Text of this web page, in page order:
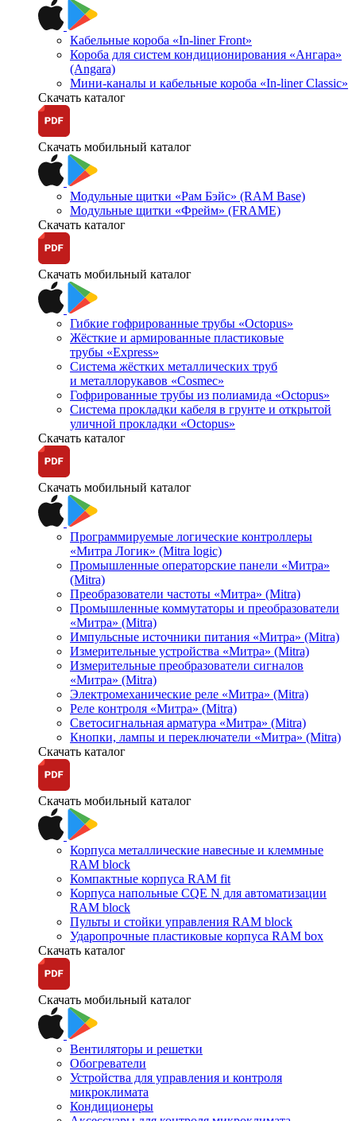
Кабельные короба «In-liner Front»
Короба для систем кондиционирования «Ангара»
(Angara)
Мини-каналы и кабельные короба «In-liner Classic»
Скачать каталог
Скачать мобильный каталог
Модульные щитки «Рам Бэйс» (RAM Base)
Модульные щитки «Фрейм» (FRAME)
Скачать каталог
Скачать мобильный каталог
Гибкие гофрированные трубы «Octopus»
Жёсткие и армированные пластиковые
трубы «Express»
Система жёстких металлических труб
и металлорукавов «Cosmec»
Гофрированные трубы из полиамида «Octopus»
Система прокладки кабеля в грунте и открытой
уличной прокладки «Octopus»
Скачать каталог
Скачать мобильный каталог
Программируемые логические контроллеры
«Митра Логик» (Mitra logic)
Промышленные операторские панели «Митра»
(Mitra)
Преобразователи частоты «Митра» (Mitra)
Промышленные коммутаторы и преобразователи
«Митра» (Mitra)
Импульсные источники питания «Митра» (Mitra)
Измерительные устройства «Митра» (Mitra)
Измерительные преобразователи сигналов
«Митра» (Mitra)
Электромеханические реле «Митра» (Mitra)
Реле контроля «Митра» (Mitra)
Светосигнальная арматура «Митра» (Mitra)
Кнопки, лампы и переключатели «Митра» (Mitra)
Скачать каталог
Скачать мобильный каталог
Корпуса металлические навесные и клеммные
RAM block
Компактные корпуса RAM fit
Корпуса напольные CQE N для автоматизации
RAM block
Пульты и стойки управления RAM block
Ударопрочные пластиковые корпуса RAM box
Скачать каталог
Скачать мобильный каталог
Вентиляторы и решетки
Обогреватели
Устройства для управления и контроля
микроклимата
Кондиционеры